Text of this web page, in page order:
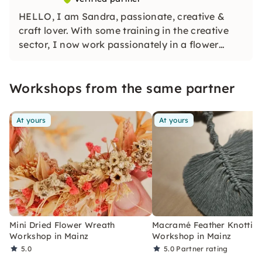
HELLO, I am Sandra, passionate, creative &
craft lover. With some training in the creative
sector, I now work passionately in a flower
experiences with you!
Workshops from the same partner
At yours
Mini Dried Flower Wreath
Workshop in Mainz
5.0
At yours
Macramé Feather
Workshop in Mainz
5.0 Partner rating